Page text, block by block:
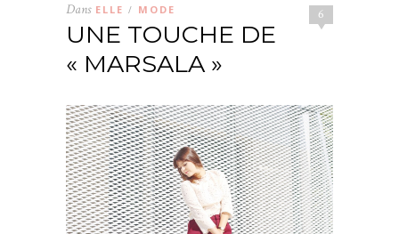
6
Dans ELLE / MODE
UNE TOUCHE DE
« MARSALA »